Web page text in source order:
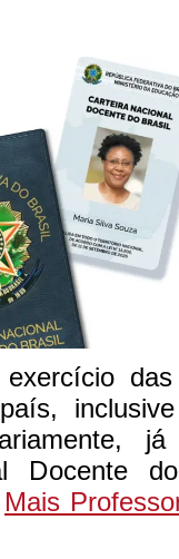
Docente
Mais